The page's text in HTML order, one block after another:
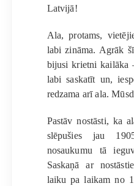
Latvijā!
Ala, protams,
labi zināma. Agrāk
bijusi krietni kailāka
labi saskatīt un,
redzama arī ala.
Pastāv nostāsti, ka
slēpušies jau
nosaukumu tā
Saskaņā ar
laiku pa laikam no